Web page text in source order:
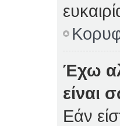
Έχω
είναι
Εάν